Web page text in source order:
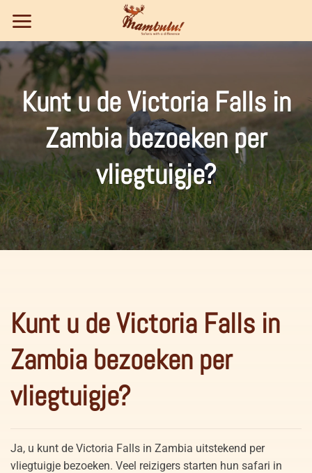
naar
inhoud
Kunt u de Victoria Falls in
Zambia bezoeken per
vliegtuigje?
Kunt u de Victoria Falls in
Zambia bezoeken per
vliegtuigje?
Ja, u kunt de Victoria Falls in Zambia uitstekend per
vliegtuigje bezoeken. Veel reizigers starten hun safari in